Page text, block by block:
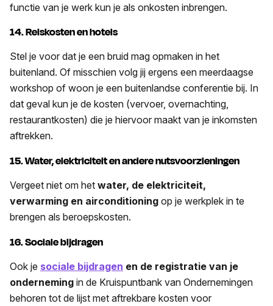
functie van je werk kun je als onkosten inbrengen.
14. Reiskosten en hotels
Stel je voor dat je een bruid mag opmaken in het
buitenland. Of misschien volg jij ergens een meerdaagse
workshop of woon je een buitenlandse conferentie bij. In
dat geval kun je de kosten (vervoer, overnachting,
restaurantkosten) die je hiervoor maakt van je inkomsten
aftrekken.
15. Water, elektriciteit en andere nutsvoorzieningen
Vergeet niet om het water, de elektriciteit,
verwarming en airconditioning op je werkplek in te
brengen als beroepskosten.
16. Sociale bijdragen
Ook je sociale bijdragen en de registratie van je
onderneming in de Kruispuntbank van Ondernemingen
behoren tot de lijst met aftrekbare kosten voor